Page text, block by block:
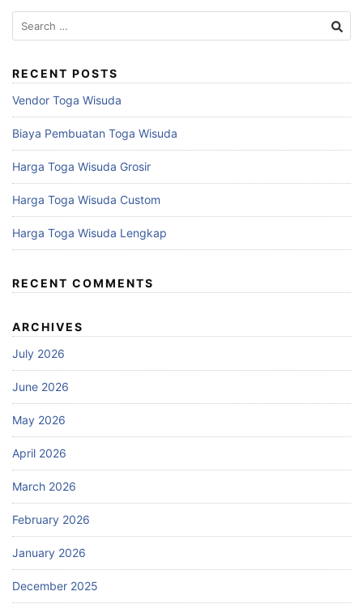
Search
for:
RECENT POSTS
Vendor Toga Wisuda
Biaya Pembuatan Toga Wisuda
Harga Toga Wisuda Grosir
Harga Toga Wisuda Custom
Harga Toga Wisuda Lengkap
RECENT COMMENTS
ARCHIVES
July 2026
June 2026
May 2026
April 2026
March 2026
February 2026
January 2026
December 2025